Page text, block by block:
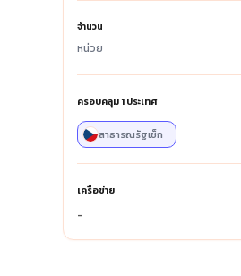
จำนวน
หน่วย
ครอบคลุม1ประเทศ
สาธารณรัฐเช็ก
เครือข่าย
-